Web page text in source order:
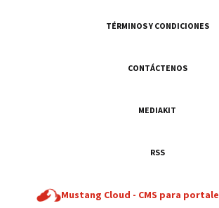
TÉRMINOS Y CONDICIONES
CONTÁCTENOS
MEDIAKIT
RSS
Mustang Cloud - CMS para